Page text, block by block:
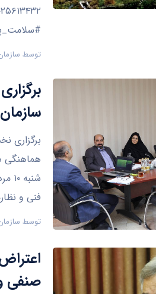
توسط
برگزاری
هماهنگی
فنی و
توسط
صنفی